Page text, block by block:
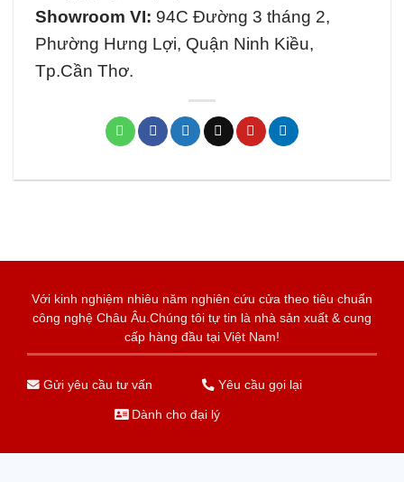
Showroom VI: 94C Đường 3 tháng 2,
Phường Hưng Lợi, Quận Ninh Kiều,
Tp.Cần Thơ.
Với kinh nghiệm nhiêu năm nghiên cứu cửa theo tiêu chuẩn
công nghệ Châu Âu.Chúng tôi tự tin là nhà sản xuất & cung
cấp hàng đầu tại Việt Nam!
Gửi yêu cầu tư vấn Yêu cầu gọi lại
Dành cho đại lý